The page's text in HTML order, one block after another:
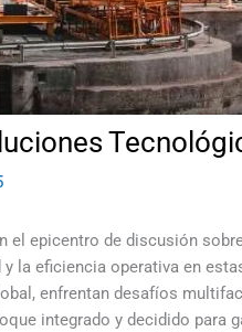
el epicentro de discusión
la eficiencia operativa en
enfrentan desafíos
integrado y decidido para